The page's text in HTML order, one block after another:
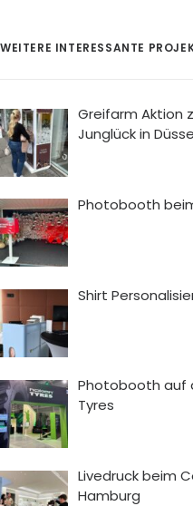
WEITERE INTERESSANTE
Greifarm Aktion
Junglück in
Photobooth
Shirt
Photobooth auf
Tyres
Livedruck beim
Hamburg